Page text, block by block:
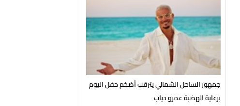
جمهور الساحل الشمالي يترقب أضخم حفل اليوم
برعاية الهضبة عمرو دياب